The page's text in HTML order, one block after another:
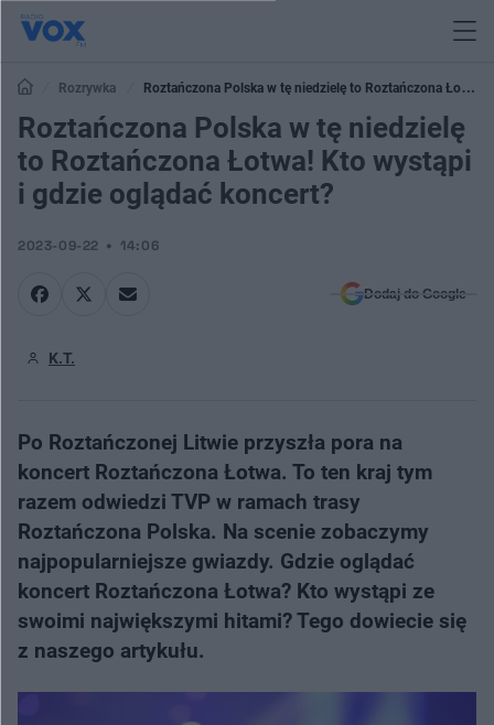
Rozrywka
Roztańczona Polska w tę niedzielę to Roztańczona Łotwa!
Kto wystąpi i gdzie oglądać koncert?
Roztańczona Polska w tę niedzielę
to Roztańczona Łotwa! Kto wystąpi
i gdzie oglądać koncert?
2023-09-22 14:06
Dodaj do Google
K.T.
Po Roztańczonej Litwie przyszła pora na
koncert Roztańczona Łotwa. To ten kraj tym
razem odwiedzi TVP w ramach trasy
Roztańczona Polska. Na scenie zobaczymy
najpopularniejsze gwiazdy. Gdzie oglądać
koncert Roztańczona Łotwa? Kto wystąpi ze
swoimi największymi hitami? Tego dowiecie się
z naszego artykułu.